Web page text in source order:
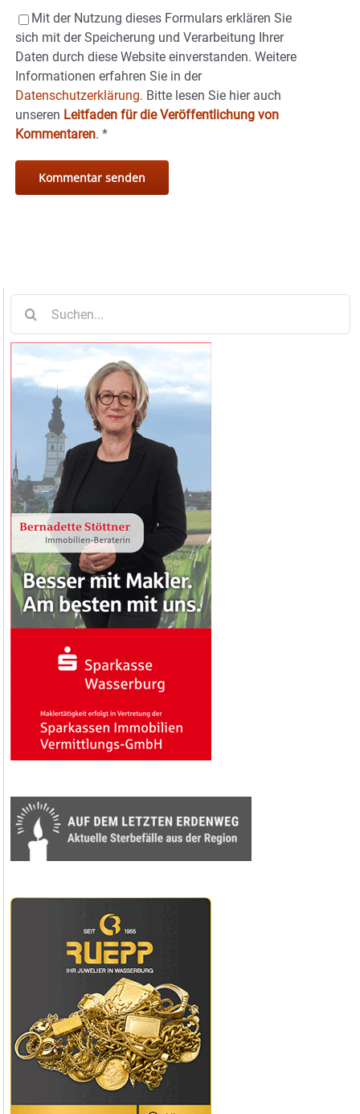
Mit der Nutzung dieses Formulars erklären Sie
sich mit der Speicherung und Verarbeitung Ihrer
Daten durch diese Website einverstanden. Weitere
Informationen erfahren Sie in der
Datenschutzerklärung. Bitte lesen Sie hier auch
unseren Leitfaden für die Veröffentlichung von
Kommentaren. *
nach: